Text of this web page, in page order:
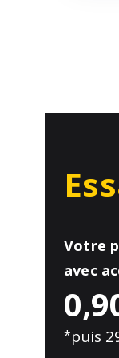
Votre
avec
*puis